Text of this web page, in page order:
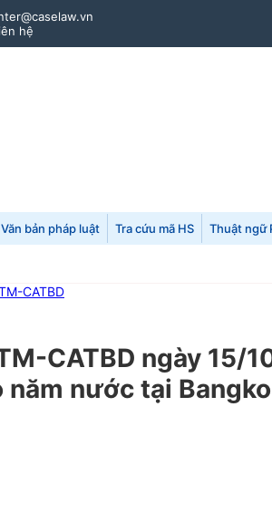
hệ
Văn bản pháp luật Tra cứu mã HS Thuật ngữ
CATBD
CATBD ngày 15/
năm nước tại